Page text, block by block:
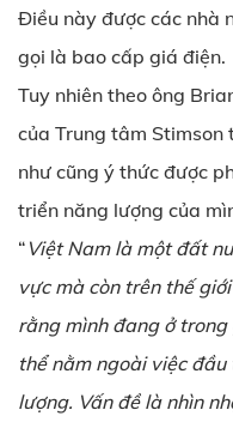
Điều này được các nhà
gọi là bao cấp giá điện.
Tuy nhiên theo ông
của Trung tâm Stimson
như cũng ý thức được
triển năng lượng của
“ Việt Nam là một đất
vực mà còn trên thế
rằng mình đang ở
thể nằm ngoài việc
lượng. Vấn đề là nhìn